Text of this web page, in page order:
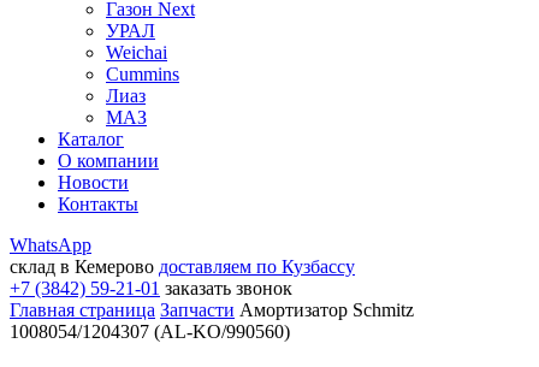
Газон Next
УРАЛ
Weichai
Cummins
Лиаз
МАЗ
Каталог
О компании
Новости
Контакты
WhatsApp
склад в Кемерово доставляем по Кузбассу
+7 (3842) 59-21-01 заказать звонок
Главная страница Запчасти Амортизатор Schmitz
1008054/1204307 (AL-KO/990560)